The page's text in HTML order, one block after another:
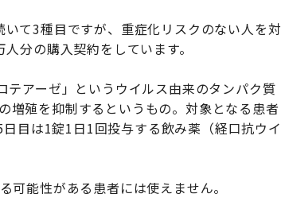
て3種目ですが、重症化リスクのない人を対
分の購入契約をしています。
アーゼ」というウイルス由来のタンパク質
増殖を抑制するというもの。対象となる患者
目は1錠1日1回投与する飲み薬（経口抗ウイ
能性がある患者には使えません。